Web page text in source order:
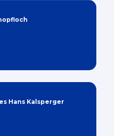
Hans Kalsperger